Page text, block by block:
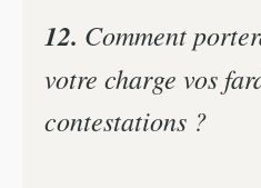
12. Comment
votre charge vos
contestations ?